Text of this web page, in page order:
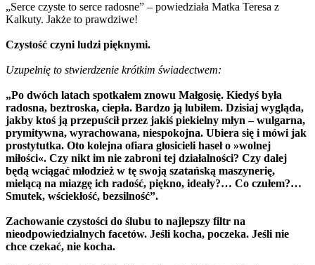
„Serce czyste to serce radosne” – powiedziała Matka Teresa z
Kalkuty. Jakże to prawdziwe!
Czystość czyni ludzi pięknymi.
Uzupełnię to stwierdzenie krótkim świadectwem:
„Po dwóch latach spotkałem znowu Małgosię. Kiedyś była
radosna, beztroska, ciepła. Bardzo ją lubiłem. Dzisiaj wygląda,
jakby ktoś ją przepuścił przez jakiś piekielny młyn – wulgarna,
prymitywna, wyrachowana, niespokojna. Ubiera się i mówi jak
prostytutka. Oto kolejna ofiara głosicieli haseł o »wolnej
miłości«. Czy nikt im nie zabroni tej działalności? Czy dalej
będą wciągać młodzież w tę swoją szatańską maszynerię,
mielącą na miazgę ich radość, piękno, ideały?… Co czułem?…
Smutek, wściekłość, bezsilność”.
Zachowanie czystości do ślubu to najlepszy filtr na
nieodpowiedzialnych facetów. Jeśli kocha, poczeka. Jeśli nie
chce czekać, nie kocha.